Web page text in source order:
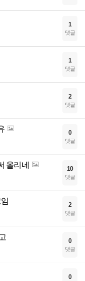
1
댓글
1
댓글
2
댓글
0
댓글
올리네 10
댓글
2
댓글
0
댓글
0